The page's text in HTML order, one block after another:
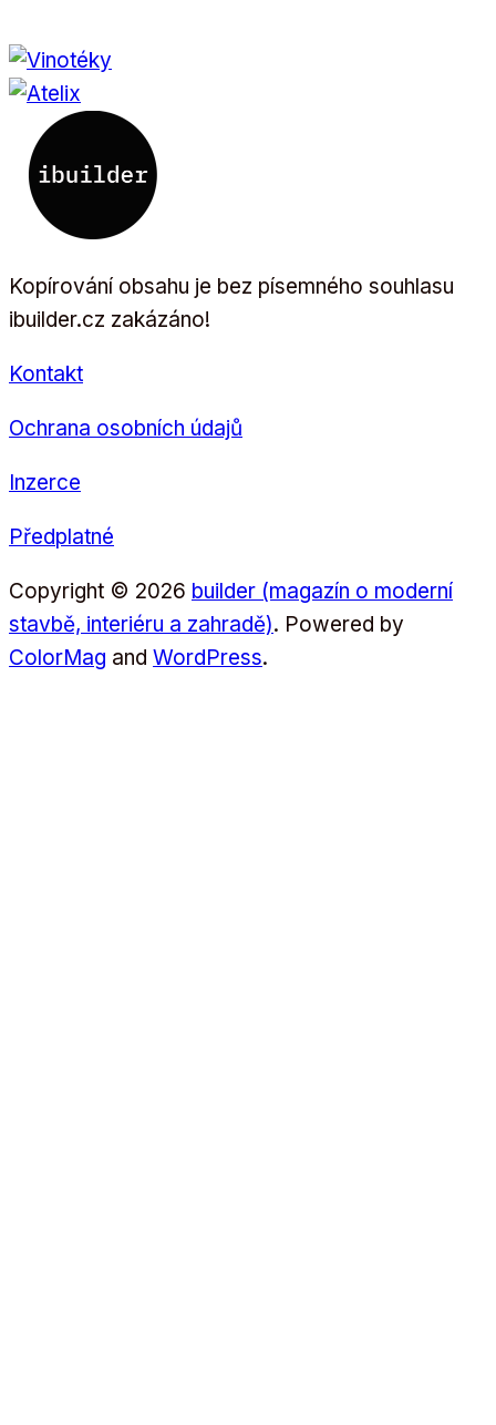
Kopírování obsahu je bez písemného souhlasu
ibuilder.cz zakázáno!
Kontakt
Ochrana osobních údajů
Inzerce
Předplatné
Copyright © 2026 builder (magazín o moderní
stavbě, interiéru a zahradě). Powered by
ColorMag and WordPress.